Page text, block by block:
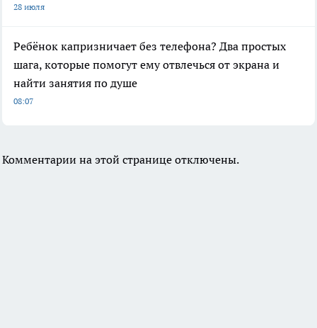
28 июля
Ребёнок капризничает без телефона? Два простых
шага, которые помогут ему отвлечься от экрана и
найти занятия по душе
08:07
Комментарии на этой странице отключены.